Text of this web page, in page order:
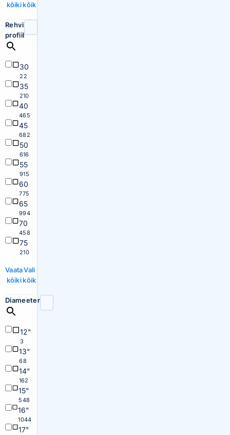
kõikikõik
Rehvi
profiil
30
22
35
210
40
465
45
682
50
616
55
915
60
775
65
994
70
458
75
210
Vaata
kõiki
Vali
kõik
Diameeter
12"
3
13"
68
14"
162
15"
548
16"
1044
17"